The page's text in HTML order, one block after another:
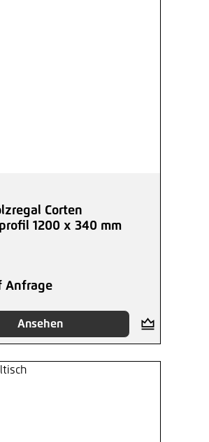
Corten
1200 x 340 mm
Anfrage
Ansehen